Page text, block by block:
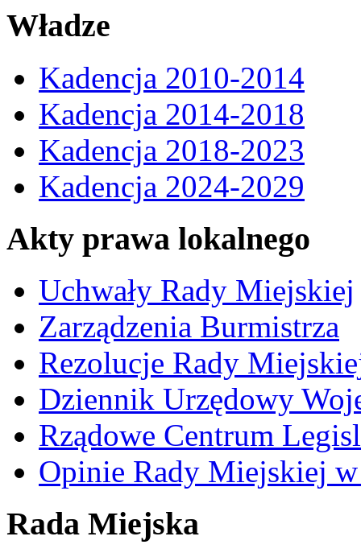
Władze
Kadencja 2010-2014
Kadencja 2014-2018
Kadencja 2018-2023
Kadencja 2024-2029
Akty prawa lokalnego
Uchwały Rady Miejskiej
Zarządzenia Burmistrza
Rezolucje Rady
Dziennik Urzędowy
Rządowe Centrum
Opinie Rady Miejskiej w
Rada Miejska